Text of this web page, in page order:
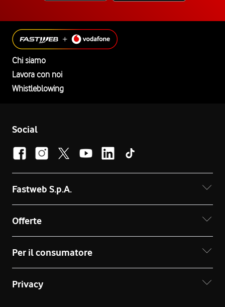
Chi siamo
Lavora con noi
Whistleblowing
Social
Fastweb S.p.A.
Offerte
Per il consumatore
Privacy